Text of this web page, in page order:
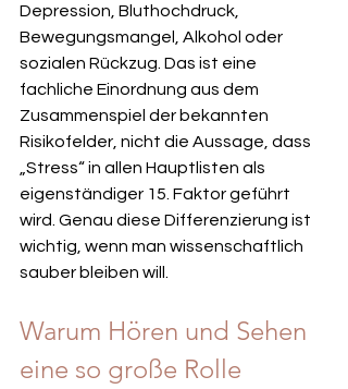
Depression, Bluthochdruck,
Bewegungsmangel, Alkohol oder
sozialen Rückzug. Das ist eine
fachliche Einordnung aus dem
Zusammenspiel der bekannten
Risikofelder, nicht die Aussage, dass
„Stress“ in allen Hauptlisten als
eigenständiger 15. Faktor geführt
wird. Genau diese Differenzierung ist
wichtig, wenn man wissenschaftlich
sauber bleiben will.
Warum Hören und Sehen
eine so große Rolle